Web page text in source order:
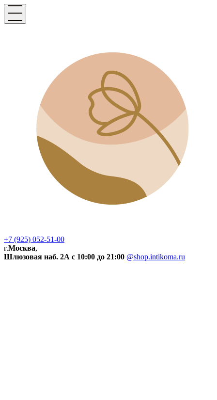
+7 (925) 052-51-00
г.Москва,
Шлюзовая наб. 2А с 10:00 до 21:00 @shop.intikoma.ru